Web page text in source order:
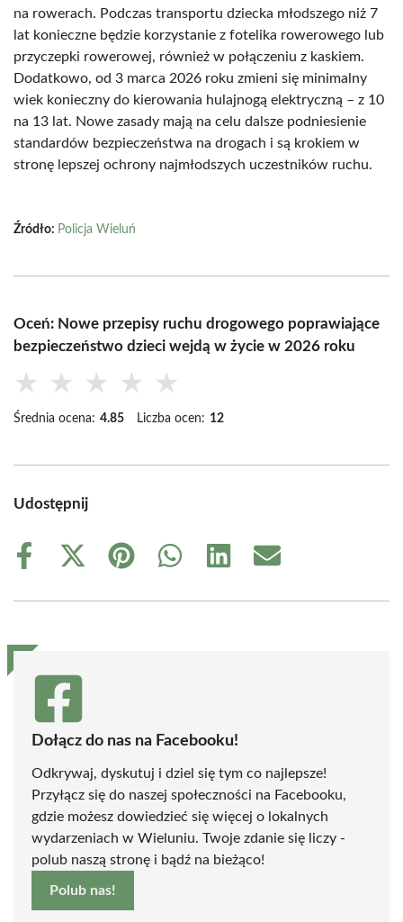
na rowerach. Podczas transportu dziecka młodszego niż 7
lat konieczne będzie korzystanie z fotelika rowerowego lub
przyczepki rowerowej, również w połączeniu z kaskiem.
Dodatkowo, od 3 marca 2026 roku zmieni się minimalny
wiek konieczny do kierowania hulajnogą elektryczną – z 10
na 13 lat. Nowe zasady mają na celu dalsze podniesienie
standardów bezpieczeństwa na drogach i są krokiem w
stronę lepszej ochrony najmłodszych uczestników ruchu.
Źródło: Policja Wieluń
Oceń: Nowe przepisy ruchu drogowego poprawiające
bezpieczeństwo dzieci wejdą w życie w 2026 roku
★ ★ ★ ★ ★
Średnia ocena: 4.85 Liczba ocen: 12
Udostępnij
Share
Share
(Twitter)
Share
Share
Share
Share
Dołącz do nas na Facebooku!
Odkrywaj, dyskutuj i dziel się tym co najlepsze!
Przyłącz się do naszej społeczności na Facebooku,
gdzie możesz dowiedzieć się więcej o lokalnych
wydarzeniach w Wieluniu. Twoje zdanie się liczy -
polub naszą stronę i bądź na bieżąco!
Polub nas!